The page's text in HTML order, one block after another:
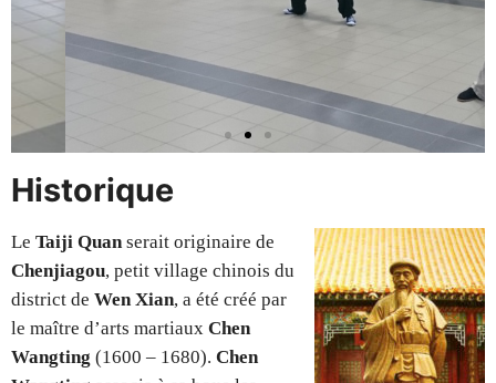
Simple fouet / dan bian /
单鞭
Ce mouvement exprime la fermeture au sein
d'une technique en ouverture, et l'ouverture
potentielle contenue dans une fermeture ...
Historique
Le Taiji Quanserait originaire de
Chenjiagou, petit village chinois du
district de Wen Xian, a été créé par
le maître d’arts martiaux Chen
Wangting (1600 – 1680). Chen